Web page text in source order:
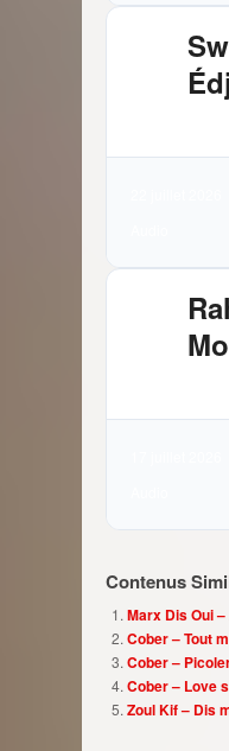
Contenus
Marx Dis Oui
Cober – Tout
Cober –
Cober – Love
Zoul Kif – Dis